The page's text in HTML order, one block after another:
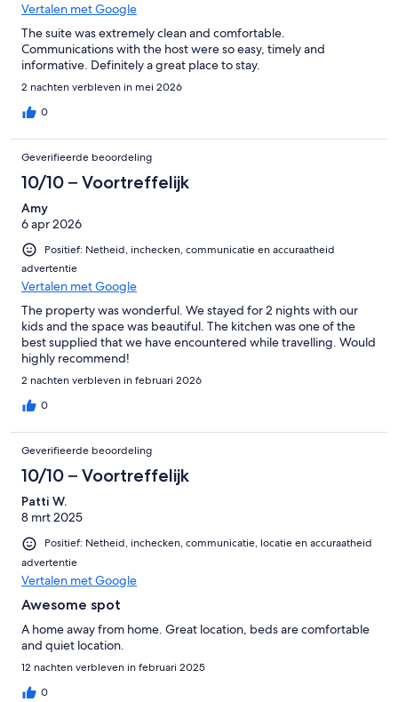
Vertalen met Google
The suite was extremely clean and comfortable.
Communications with the host were so easy, timely and
informative. Definitely a great place to stay.
2 nachten verbleven in mei 2026
0
Geverifieerde beoordeling
10/10 – Voortreffelijk
Amy
6 apr 2026
Positief: Netheid, inchecken, communicatie en accuraatheid
advertentie
Vertalen met Google
The property was wonderful. We stayed for 2 nights with our
kids and the space was beautiful. The kitchen was one of the
best supplied that we have encountered while travelling. Would
highly recommend!
2 nachten verbleven in februari 2026
0
Geverifieerde beoordeling
10/10 – Voortreffelijk
Patti W.
8 mrt 2025
Positief: Netheid, inchecken, communicatie, locatie en accuraatheid
advertentie
Vertalen met Google
Awesome spot
A home away from home. Great location, beds are comfortable
and quiet location.
12 nachten verbleven in februari 2025
0